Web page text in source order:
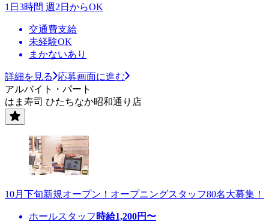
1日3時間 週2日からOK
交通費支給
未経験OK
まかないあり
詳細を見る
応募画面に進む
アルバイト・パート
はま寿司 ひたちなか昭和通り店
10月下旬新規オープン！オープニングスタッフ80名大募集！
ホールスタッフ 時給1,200円〜